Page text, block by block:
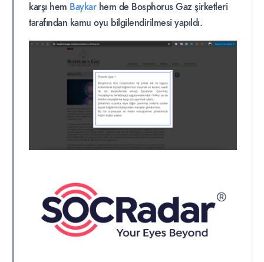
karşı hem Baykarhem de Bosphorus Gaz şirketleri
tarafından kamu oyu bilgilendirilmesi yapıldı.